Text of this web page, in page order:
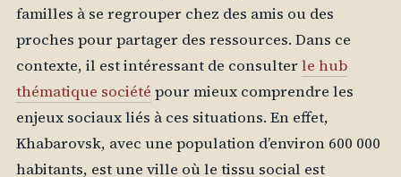
familles à se regrouper chez des amis ou des
proches pour partager des ressources. Dans ce
contexte, il est intéressant de consulterle hub
thématique société pour mieux comprendre les
enjeux sociaux liés à ces situations. En effet,
Khabarovsk, avec une population d’environ 600 000
habitants, est une ville où le tissu social est